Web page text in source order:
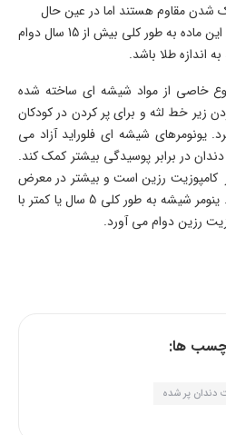
شدن مقاوم هستند اما در عین حال
ساینده بیشتری نیز دارند. این ماده به طور کلی بیش از 15 سال دوام
اندازه طلا باشد.
خاصی از مواد شیشه ای ساخته شده
زیر خط لثه و برای پر كردن در كودكان
یونومرهای شیشه ای فلوراید آزاد می
در برابر پوسیدگی بیشتر کمک کند.
کامپوزیت رزین است و بیشتر در معرض
سایش و مستعد شکستگی است. ینومر شیشه به طور کلی 5 سال یا کمتر با
رزین دوام می آورد.
ها:
دندان پر شده